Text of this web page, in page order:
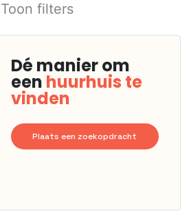
Toon filters
Dé manier om
een huurhuis te
vinden
Plaats een zoekopdracht